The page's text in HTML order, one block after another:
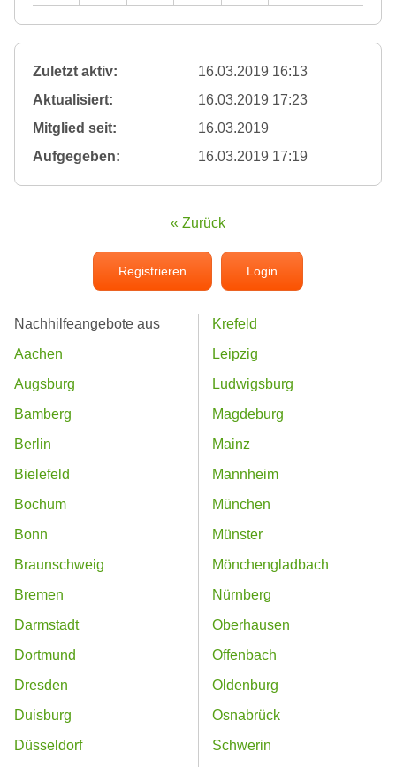
Zuletzt aktiv:
16.03.2019 16:13
Aktualisiert:
16.03.2019 17:23
Mitglied seit:
16.03.2019
Aufgegeben:
16.03.2019 17:19
« Zurück
Registrieren Login
Nachhilfeangebote aus
Aachen
Augsburg
Bamberg
Berlin
Bielefeld
Bochum
Bonn
Braunschweig
Bremen
Darmstadt
Dortmund
Dresden
Duisburg
Düsseldorf
Krefeld
Leipzig
Ludwigsburg
Magdeburg
Mainz
Mannheim
München
Münster
Mönchengladbach
Nürnberg
Oberhausen
Offenbach
Oldenburg
Osnabrück
Schwerin